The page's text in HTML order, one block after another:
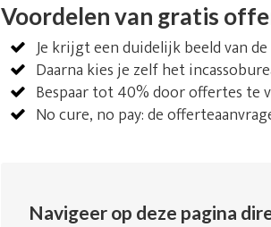
Voordelen van gratis
Je krijgt een duidelijk beeld van
Daarna kies je zelf het
Bespaar tot 40% door offertes te
No cure, no pay: de
Navigeer op deze pagina